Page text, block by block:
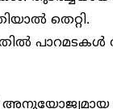
തെറ്റി.